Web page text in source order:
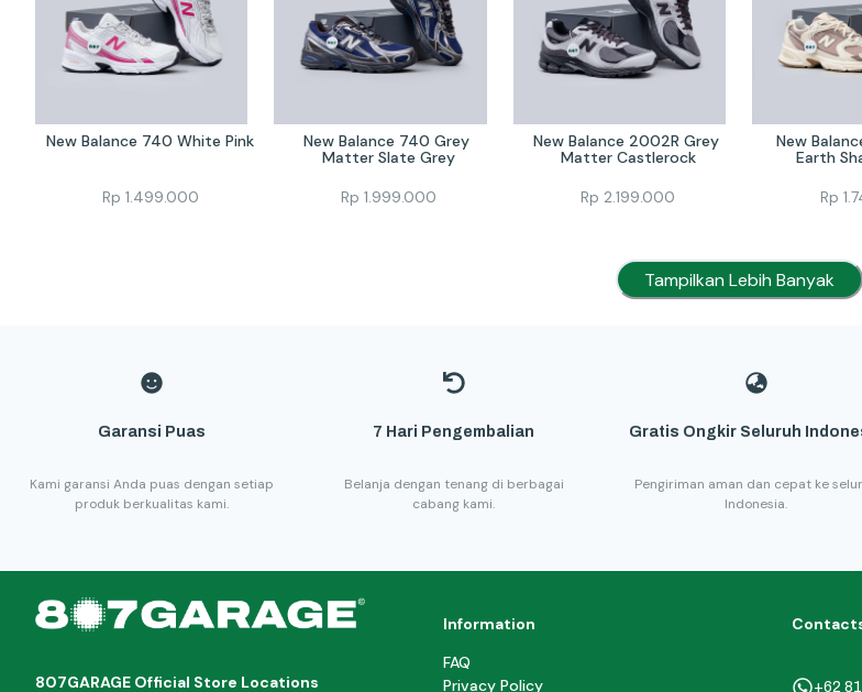
New Balance 740 White Pink
Rp 1.499.000
New Balance 740 Grey
Matter Slate Grey
Rp1.999.000
New Balance 2002R Grey
Matter Castlerock
Rp 2.199.000
New
Earth
Rp
Tampilkan Lebih Banyak
Garansi Puas
Kami garansi Anda puas dengan setiap
produk berkualitas kami.
7 Hari Pengembalian
Belanja dengan tenang di berbagai
cabang kami.
Gratis Ongkir Seluruh
Pengiriman aman dan cepat ke
Indonesia.
807GARAGE Official Store Locations
Information
FAQ
Privacy Policy
+62